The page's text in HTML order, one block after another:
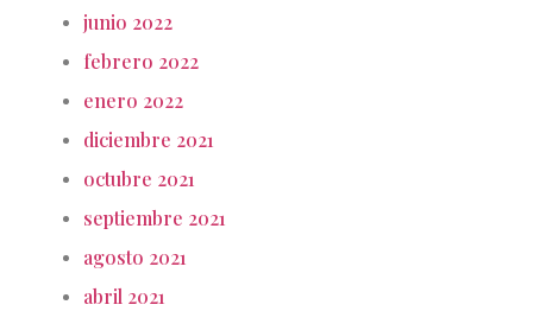
junio 2022
febrero 2022
enero 2022
diciembre 2021
octubre 2021
septiembre 2021
agosto 2021
abril 2021